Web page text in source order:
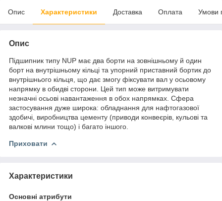
Опис Характеристики Доставка Оплата Умови
Опис
Підшипник типу NUP має два борти на зовнішньому й один
борт на внутрішньому кільці та упорний приставний бортик до
внутрішнього кільця, що дає змогу фіксувати вал у осьовому
напрямку в обидві сторони. Цей тип може витримувати
незначні осьові навантаження в обох напрямках. Сфера
застосування дуже широка: обладнання для нафтогазової
здобичі, виробництва цементу (приводи конвеєрів, кульові та
валкові млини тощо) і багато іншого.
Приховати
Характеристики
Основні атрибути